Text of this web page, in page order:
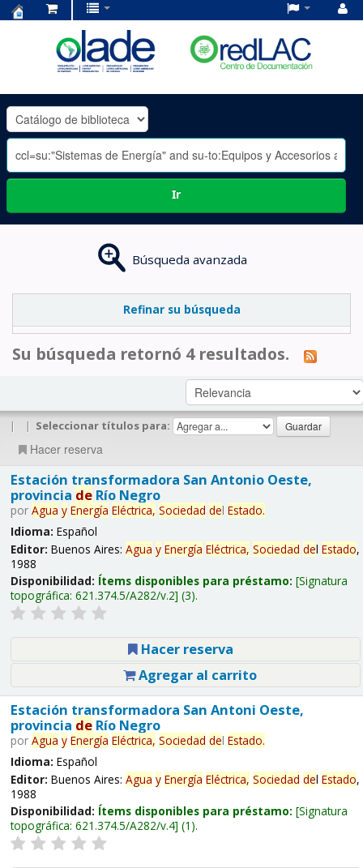
OLADE
-
Ir
Búsqueda avanzada
Refinar su búsqueda
Su búsqueda retornó 4 resultados.
| | Seleccionar títulos para:
Hacer reserva
Estación transformadora San Antonio Oeste,
provincia deRío Negro
por Agua y Energía Eléctrica, Sociedad del Estado.
Idioma: Español
Editor: Buenos Aires: Agua y Energía Eléctrica, Sociedad del Estado,
1988
Disponibilidad: Ítems disponibles para préstamo: Signatura
topográfica: 621.374.5/A282/v.2 (3).
Hacer reserva
Agregar al carrito
Estación transformadora San Antoni Oeste,
provincia deRío Negro
por Agua y Energía Eléctrica, Sociedad del Estado.
Idioma: Español
Editor: Buenos Aires: Agua y Energía Eléctrica, Sociedad del Estado,
1988
Disponibilidad: Ítems disponibles para préstamo: Signatura
topográfica: 621.374.5/A282/v.4 (1).